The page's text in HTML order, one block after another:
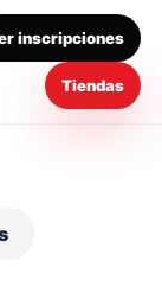
inscripciones
Tiendas